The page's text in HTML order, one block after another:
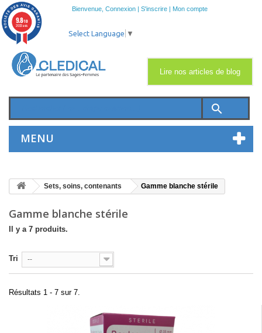
Bienvenue, Connexion | S'inscrire | Mon compte
search
MENU
Lire nos articles de blog
Select Language ▼
Sets, soins, contenants Gamme blanche stérile
Gamme blanche stérile
Il y a 7 produits.
Tri --
Résultats 1 - 7 sur 7.
9.8/10
2033 avis